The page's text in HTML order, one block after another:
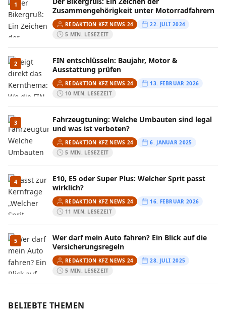
1
Zusammengehörigkeit unter Motorradfahrern
REDAKTION KFZ NEWS 24
22. JULI 2024
5 MIN. LESEZEIT
2
FIN entschlüsseln: Baujahr, Motor &
Ausstattung prüfen
REDAKTION KFZ NEWS 24
13. FEBRUAR 2026
10 MIN. LESEZEIT
3
Fahrzeugtuning: Welche Umbauten sind legal
und was ist verboten?
REDAKTION KFZ NEWS 24
6. JANUAR 2025
5 MIN. LESEZEIT
4
E10, E5 oder Super Plus: Welcher Sprit passt
wirklich?
REDAKTION KFZ NEWS 24
16. FEBRUAR 2026
11 MIN. LESEZEIT
5
Wer darf mein Auto fahren? Ein Blick auf die
Versicherungsregeln
REDAKTION KFZ NEWS 24
28. JULI 2025
5 MIN. LESEZEIT
BELIEBTE THEMEN